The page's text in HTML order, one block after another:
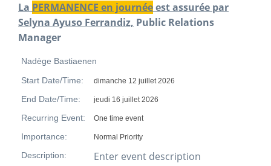
La PERMANENCE en journéeest assurée par
Selyna Ayuso Ferrandiz, Public Relations
Manager
Nadège Bastiaenen
Start Date/Time: dimanche 12 juillet 2026
End Date/Time: jeudi 16 juillet 2026
Recurring Event: One time event
Importance: Normal Priority
Description: Enter event description